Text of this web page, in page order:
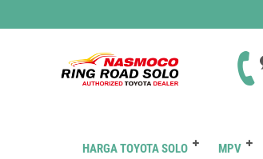
HARGA TOYOTA SOLO MPV